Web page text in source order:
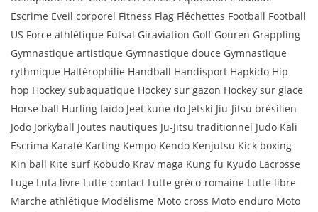
Escrime Eveil corporel Fitness Flag Fléchettes Football Football
US Force athlétique Futsal Giraviation Golf Gouren Grappling
Gymnastique artistique Gymnastique douce Gymnastique
rythmique Haltérophilie Handball Handisport Hapkido Hip
hop Hockey subaquatique Hockey sur gazon Hockey sur glace
Horse ball Hurling Iaïdo Jeet kune do Jetski Jiu-Jitsu brésilien
Jodo Jorkyball Joutes nautiques Ju-Jitsu traditionnel Judo Kali
Escrima Karaté Karting Kempo Kendo Kenjutsu Kick boxing
Kin ball Kite surf Kobudo Krav maga Kung fu Kyudo Lacrosse
Luge Luta livre Lutte contact Lutte gréco-romaine Lutte libre
Marche athlétique Modélisme Moto cross Moto enduro Moto